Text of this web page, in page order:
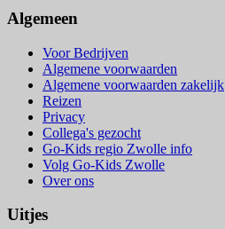
Algemeen
Voor Bedrijven
Algemene voorwaarden
Algemene voorwaarden zakelijk
Reizen
Privacy
Collega's gezocht
Go-Kids regio Zwolle info
Volg Go-Kids Zwolle
Over ons
Uitjes